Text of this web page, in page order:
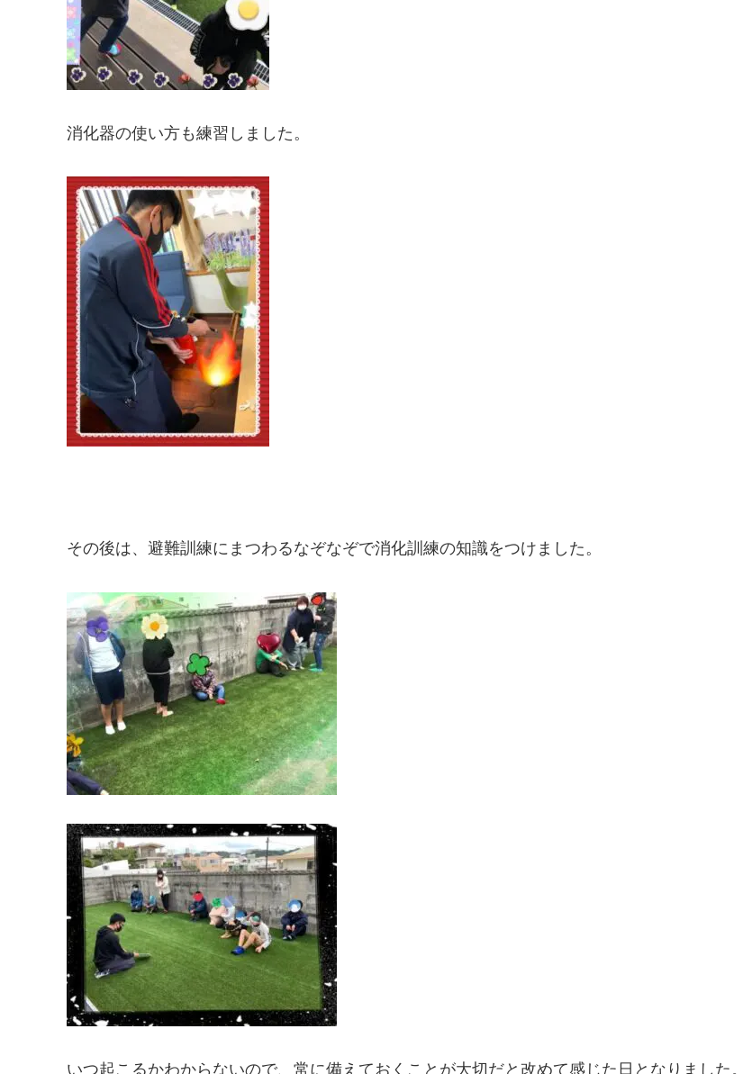
消化器の使い方も練習しました。
その後は、避難訓練にまつわるなぞなぞで消化訓練の知識をつけました。
いつ起こるかわからないので、常に備えておくことが大切だと改めて感じた日となりました。